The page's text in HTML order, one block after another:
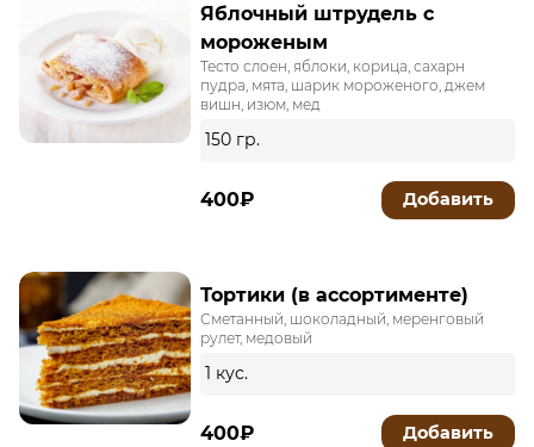
Яблочный штрудель с
мороженым
Тесто слоен, яблоки, корица, сахарн
пудра, мята, шарик мороженого, джем
вишн, изюм, мед
150 гр.
400₽ Добавить
Тортики (в ассортименте)
Сметанный, шоколадный, меренговый
рулет, медовый
1 кус.
400₽ Добавить